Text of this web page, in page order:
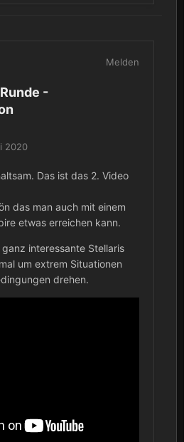
Melden
-
2020
Das ist das 2. Video
das man auch mit einem
etwas erreichen kann.
interessante Stellaris
um extrem Situationen
drehen.